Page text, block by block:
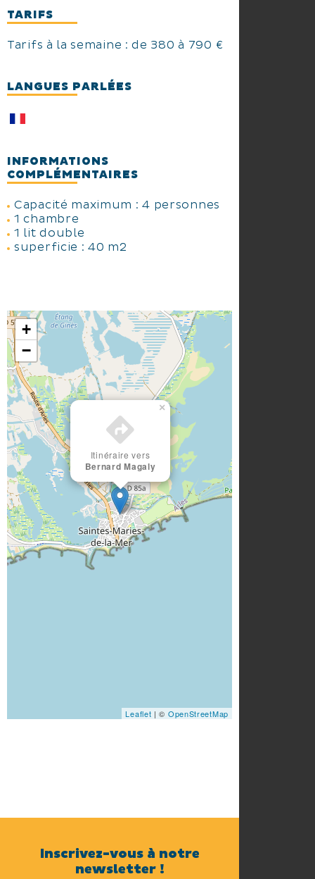
TARIFS
Tarifs à la semaine : de 380 à 790 €
LANGUES PARLÉES
INFORMATIONS
COMPLÉMENTAIRES
Capacité maximum : 4 personnes
1 chambre
1 lit double
superficie : 40 m2
Itinéraire vers
Bernard Magaly
×
+
−
Leaflet | © OpenStreetMap
Inscrivez-vous à notre
newsletter !